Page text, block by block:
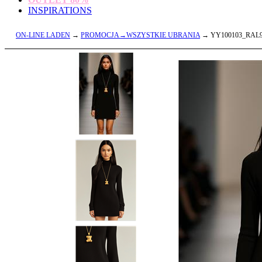
INSPIRATIONS
ON-LINE LADEN → PROMOCJA→WSZYSTKIE UBRANIA→